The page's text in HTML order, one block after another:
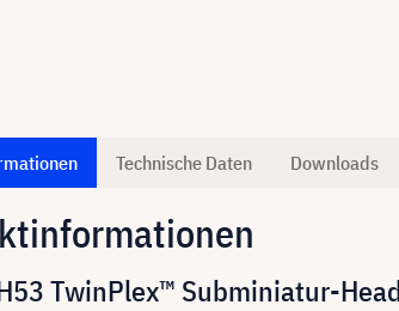
Technische Daten Downloads
TwinPlex™ Subminiatur-